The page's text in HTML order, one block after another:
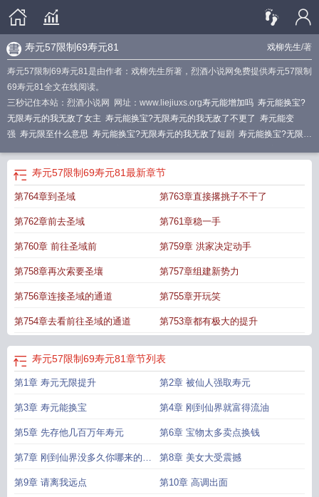
戏柳先生/著
寿元57限制69寿元81
寿元57限制69寿元81是由作者：戏柳先生所著，烈酒小说网免费提供寿元57限制
69寿元81全文在线阅读。
三秒记住本站：烈酒小说网 网址：www.liejiuxs.org寿元能增加吗 寿元能换宝?
无限寿元的我无敌了女主 寿元能换宝?无限寿元的我无敌了不更了 寿元能变
强 寿元限至什么意思 寿元能换宝?无限寿元的我无敌了短剧 寿元能换宝?无限寿
寿元有两个是什么意思 寿元能换宝?无限寿元的我无敌了最新章
节起点
等级寿元能换宝?无限寿元的我无敌了番茄寿元准不准寿元指的是什么
我无敌了漫剧在线观看
寿元能换宝?无限寿元的我无敌了TXT
的寿元能换宝?无限寿元的我无敌了!
寿元能换宝?无限寿元的我无敌了 笔趣
了 戏柳先生寿元可信吗 寿元能换宝?无限寿元的我无敌了动画
物寿元能换宝?无限寿元的我无敌了
寿元能换宝?无限寿元的我无敌了百度百
费寿元能换宝无限寿元的我无敌了动漫
寿元57限制69寿元81最新章节
第764章到圣域 第763章直接撂挑子不干了
第762章前去圣域 第761章稳一手
第760章 前往圣域前 第759章 洪家决定动手
第758章再次索要圣壤 第757章组建新势力
第756章连接圣域的通道 第755章开玩笑
第754章去看前往圣域的通道 第753章都有极大的提升
寿元57限制69寿元81章节列表
第1章 寿元无限提升 第2章 被仙人强取寿元
第3章 寿元能换宝 第4章 刚到仙界就富得流油
第5章 先存他几百万年寿元 第6章 宝物太多卖点换钱
第7章 刚到仙界没多久你哪来的这
么多钱
第8章 美女大受震撼
第9章 请离我远点 第10章 高调出面